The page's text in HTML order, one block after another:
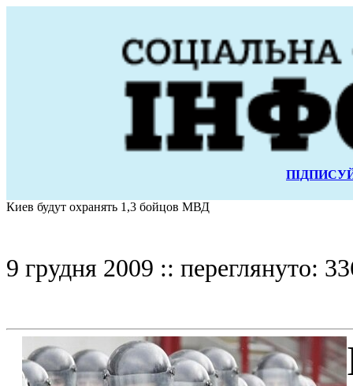
Киев будут охранять 1,3 бойцов МВД
9 грудня 2009 :: переглянуто: